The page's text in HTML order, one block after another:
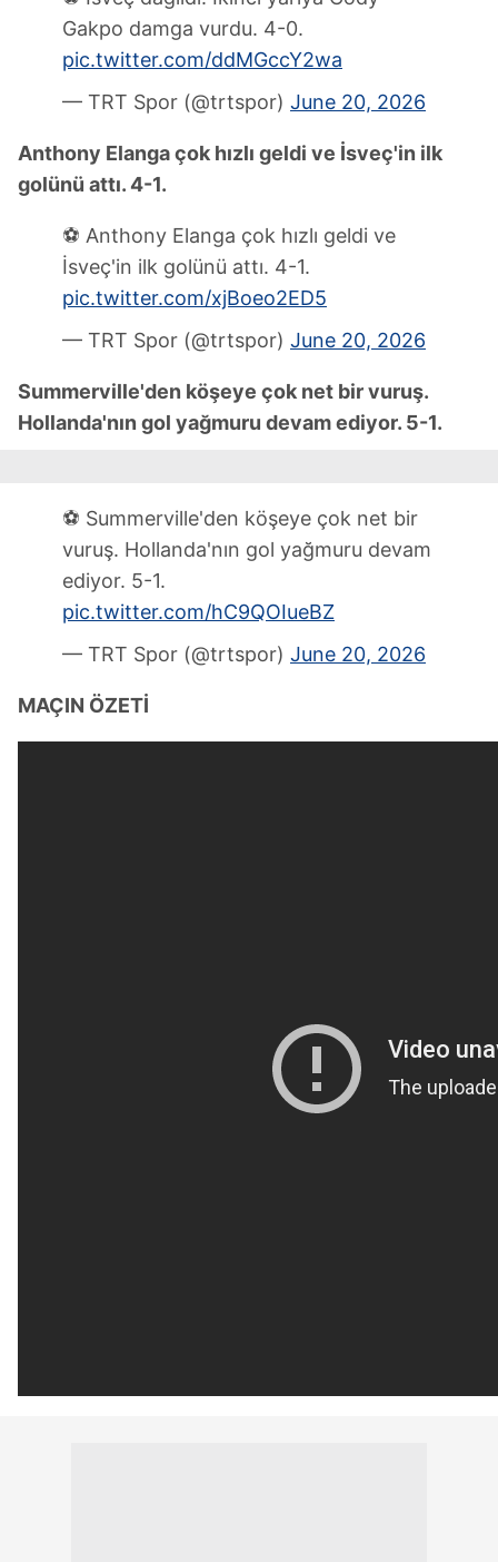
Gakpo damga vurdu. 4-0.
pic.twitter.com/ddMGccY2wa
— TRT Spor (@trtspor) June 20, 2026
Anthony Elanga çok hızlı geldi ve İsveç'in ilk
golünü attı. 4-1.
⚽ Anthony Elanga çok hızlı geldi ve
İsveç'in ilk golünü attı. 4-1.
pic.twitter.com/xjBoeo2ED5
— TRT Spor (@trtspor) June 20, 2026
Summerville'den köşeye çok net bir vuruş.
Hollanda'nın gol yağmuru devam ediyor. 5-1.
⚽ Summerville'den köşeye çok net bir
vuruş. Hollanda'nın gol yağmuru devam
ediyor. 5-1.
pic.twitter.com/hC9QOIueBZ
— TRT Spor (@trtspor) June 20, 2026
MAÇIN ÖZETİ